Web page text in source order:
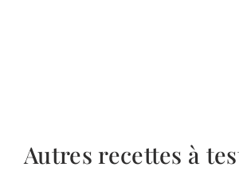
Autres recettes à